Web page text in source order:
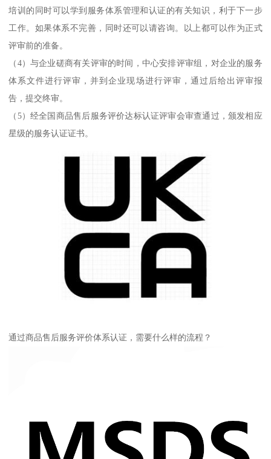
培训的同时可以学到服务体系管理和认证的有关知识，利于下一步
工作。如果体系不完善，同时还可以请咨询。以上都可以作为正式
评审前的准备。
（4）与企业磋商有关评审的时间，中心安排评审组，对企业的服务
体系文件进行评审，并到企业现场进行评审，通过后给出评审报
告，提交终审。
（5）经全国商品售后服务评价达标认证评审会审查通过，颁发相应
星级的服务认证证书。
通过商品售后服务评价体系认证，需要什么样的流程？